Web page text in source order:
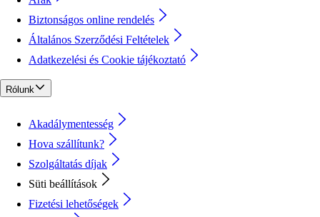
Biztonságos online rendelés
Általános Szerződési Feltételek
Adatkezelési és Cookie tájékoztató
Rólunk
Akadálymentesség
Hova szállítunk?
Szolgáltatás díjak
Süti beállítások
Fizetési lehetőségek